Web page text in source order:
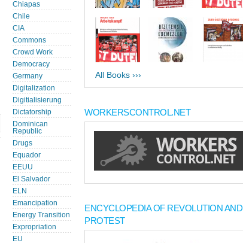
Chiapas
Chile
CIA
Commons
Crowd Work
Democracy
Germany
Digitalization
Digitialisierung
Dictatorship
Dominican
Republic
Drugs
Equador
EEUU
El Salvador
ELN
Emancipation
Energy Transition
Expropriation
EU
All Books ›››
WORKERSCONTROL.NET
ENCYCLOPEDIA OF REVOLUTION AND
PROTEST